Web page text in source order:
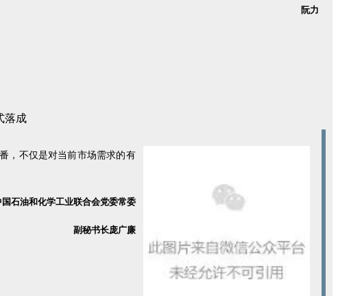
阮力
，不仅是对当前市场需求的有
石油和化学工业联合会党委常委
副秘书长庞广廉